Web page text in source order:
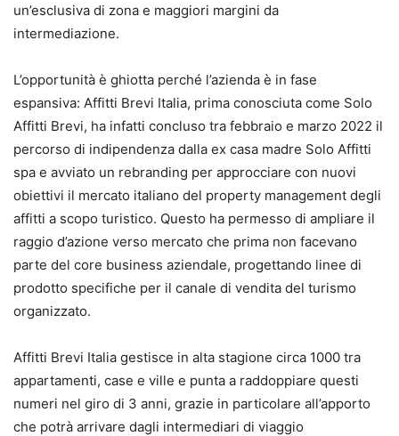
un’esclusiva di zona e maggiori margini da
intermediazione.
L’opportunità è ghiotta perché l’azienda è in fase
espansiva: Affitti Brevi Italia, prima conosciuta come Solo
Affitti Brevi, ha infatti concluso tra febbraio e marzo 2022 il
percorso di indipendenza dalla ex casa madre Solo Affitti
spa e avviato un rebranding per approcciare con nuovi
obiettivi il mercato italiano del property management degli
affitti a scopo turistico. Questo ha permesso di ampliare il
raggio d’azione verso mercato che prima non facevano
parte del core business aziendale, progettando linee di
prodotto specifiche per il canale di vendita del turismo
organizzato.
Affitti Brevi Italia gestisce in alta stagione circa 1000 tra
appartamenti, case e ville e punta a raddoppiare questi
numeri nel giro di 3 anni, grazie in particolare all’apporto
che potrà arrivare dagli intermediari di viaggio